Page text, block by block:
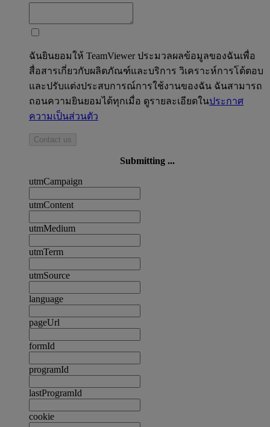
ฉันยินยอมให้ TeamViewer ประมวลผลข้อมูลของฉันเพื่อ
สื่อสารเกี่ยวกับผลิตภัณฑ์และบริการ วิเคราะห์การโต้ตอบ
และปรับแต่งประสบการณ์การใช้งานของฉัน ฉันสามารถ
ถอนความยินยอมได้ทุกเมื่อ ดูรายละเอียดในประกาศ
ความเป็นส่วนตัว
Contact us
Submitting ...
utmCampaign
utmContent
utmMedium
utmTerm
utmSource
language
pageUrl
formId
programId
lastProgramId
cookie